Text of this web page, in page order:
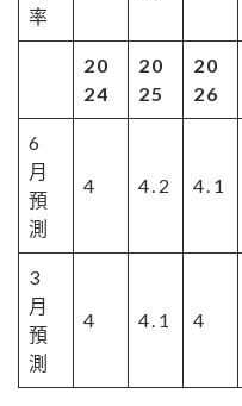
率
20
24
20
25
20
26
6
月
預
測
4 4.2 4.1
3
月
預
測
4 4.1 4